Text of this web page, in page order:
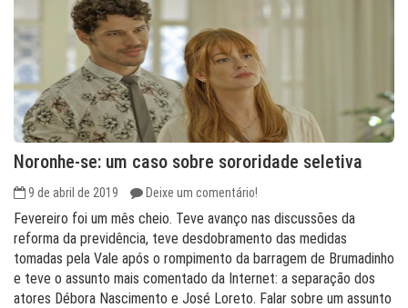
Noronhe-se: um caso sobre sororidade seletiva
9 de abril de 2019 Deixe um comentário!
Fevereiro foi um mês cheio. Teve avanço nas discussões da
reforma da previdência, teve desdobramento das medidas
tomadas pela Vale após o rompimento da barragem de Brumadinho
e teve o assunto mais comentado da Internet: a separação dos
atores Débora Nascimento e José Loreto. Falar sobre um assunto